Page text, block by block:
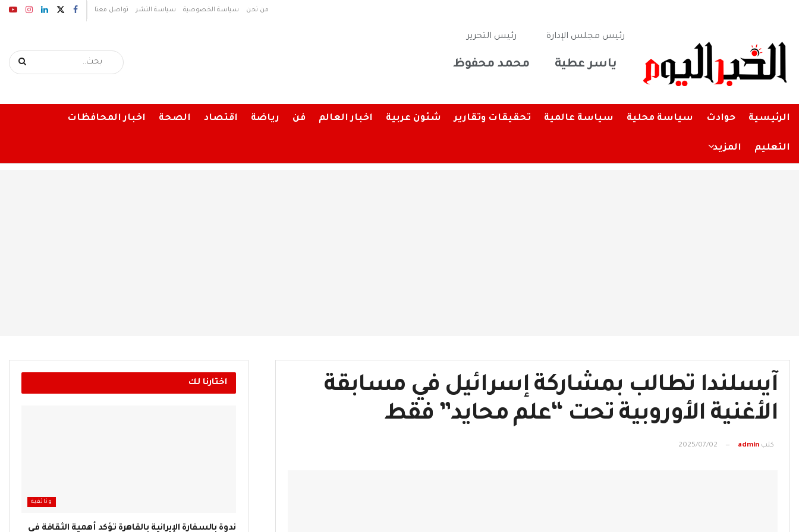
من نحن سياسة الخصوصية سياسة النشر تواصل معنا
رئيس مجلس الإدارة
ياسر عطية
رئيس التحرير
محمد محفوظ
الرئيسية حوادث سياسة محلية سياسة عالمية تحقيقات وتقارير شئون عربية اخبار العالم فن رياضة اقتصاد الصحة اخبار المحافظات
التعليم المزيد
آيسلندا تطالب بمشاركة إسرائيل في مسابقة
الأغنية الأوروبية تحت “علم محايد” فقط
كتب admin
2025/07/02
اختارنا لك
وثائقية
ندوة بالسفارة الإيرانية بالقاهرة تؤكد أهمية الثقافة في